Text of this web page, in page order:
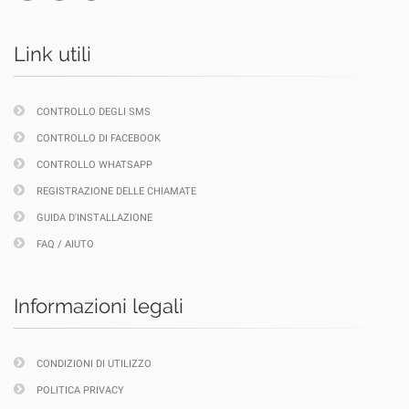
Link utili
CONTROLLO DEGLI SMS
CONTROLLO DI FACEBOOK
CONTROLLO WHATSAPP
REGISTRAZIONE DELLE CHIAMATE
GUIDA D'INSTALLAZIONE
FAQ / AIUTO
Informazioni legali
CONDIZIONI DI UTILIZZO
POLITICA PRIVACY